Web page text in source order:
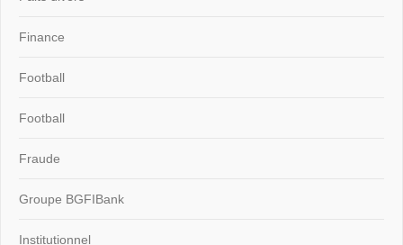
Finance
Football
Football
Fraude
Groupe BGFIBank
Institutionnel